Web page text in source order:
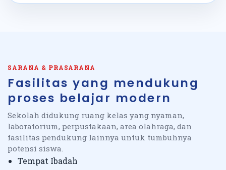
SARANA & PRASARANA
Fasilitas yang mendukung
proses belajar modern
Sekolah didukung ruang kelas yang nyaman,
laboratorium, perpustakaan, area olahraga, dan
fasilitas pendukung lainnya untuk tumbuhnya
potensi siswa.
Tempat Ibadah